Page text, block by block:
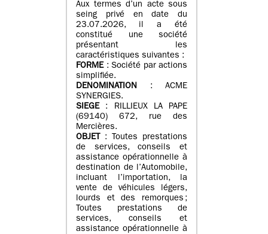
Aux termes d’un acte sous
seing privé en date du
23.07.2026, il a été
constitué une société
présentant les
caractéristiques suivantes :
FORME: Société par actions
simplifiée.
DENOMINATION : ACME
SYNERGIES.
SIEGE: RILLIEUX LA PAPE
(69140) 672, rue des
Mercières.
OBJET
: Toutes prestations
de services, conseils et
assistance opérationnelle à
destination de l’Automobile,
incluant l’importation, la
vente de véhicules légers,
lourds et des remorques ;
Toutes prestations de
services, conseils et
assistance opérationnelle à